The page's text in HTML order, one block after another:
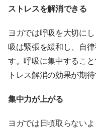
ストレスを解消できる
ヨガでは呼吸を大切に
吸は緊張を緩和し、自
す。呼吸に集中するこ
トレス解消の効果が期待
集中力が上がる
ヨガでは日頃取らない